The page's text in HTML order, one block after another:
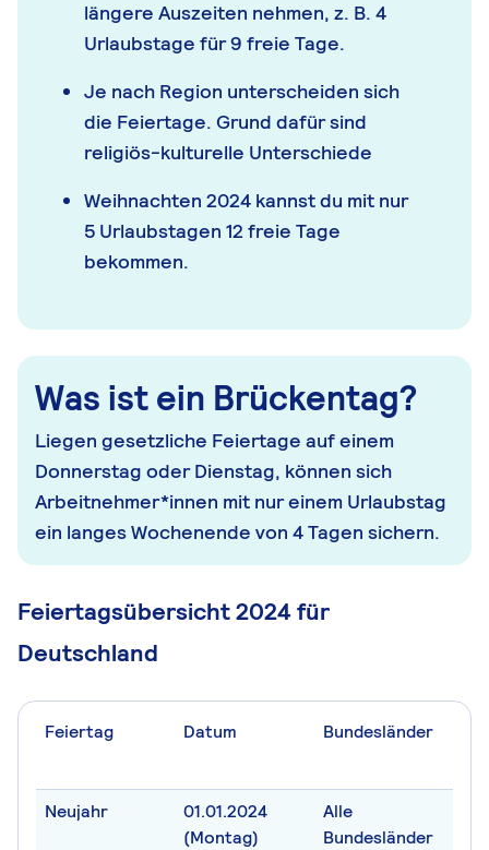
längere Auszeiten nehmen, z. B. 4
Urlaubstage für 9 freie Tage.
Je nach Region unterscheiden sich
die Feiertage. Grund dafür sind
religiös-kulturelle Unterschiede
Weihnachten 2024 kannst du mit nur
5 Urlaubstagen 12 freie Tage
bekommen.
Was ist ein Brückentag?
Liegen gesetzliche Feiertage auf einem
Donnerstag oder Dienstag, können sich
Arbeitnehmer*innen mit nur einem Urlaubstag
ein langes Wochenende von 4 Tagen sichern.
Feiertagsübersicht 2024 für
Deutschland
Feiertag Datum Bundesländer
Neujahr
01.01.2024
(Montag)
Alle
Bundesländer